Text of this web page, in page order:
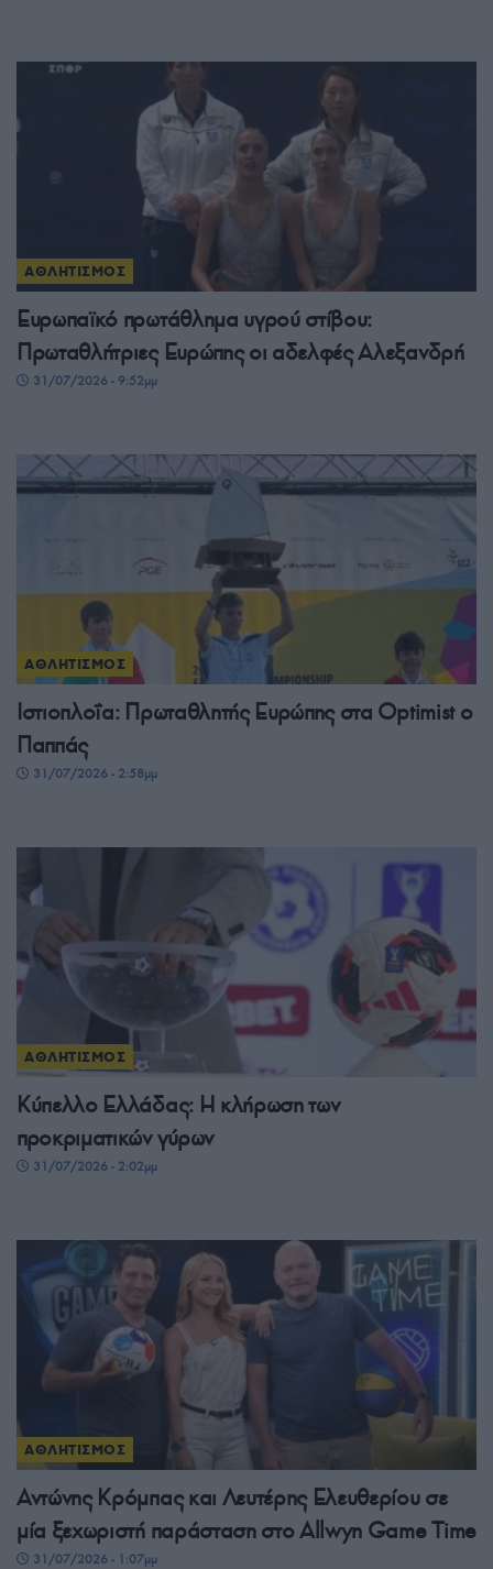
ΑΘΛΗΤΙΣΜΟΣ
Ευρωπαϊκό πρωτάθλημα υγρού στίβου:
Πρωταθλήτριες Ευρώπης οι αδελφές Αλεξανδρή
31/07/2026 - 9:52μμ
ΑΘΛΗΤΙΣΜΟΣ
Ιστιοπλοΐα: Πρωταθλητής Ευρώπης στα Optimist ο
Παππάς
31/07/2026 - 2:58μμ
ΑΘΛΗΤΙΣΜΟΣ
Κύπελλο Ελλάδας: Η κλήρωση των
προκριματικών γύρων
31/07/2026 - 2:02μμ
ΑΘΛΗΤΙΣΜΟΣ
Αντώνης Κρόμπας και Λευτέρης Ελευθερίου σε
μία ξεχωριστή παράσταση στο Allwyn Game Time
31/07/2026 - 1:07μμ